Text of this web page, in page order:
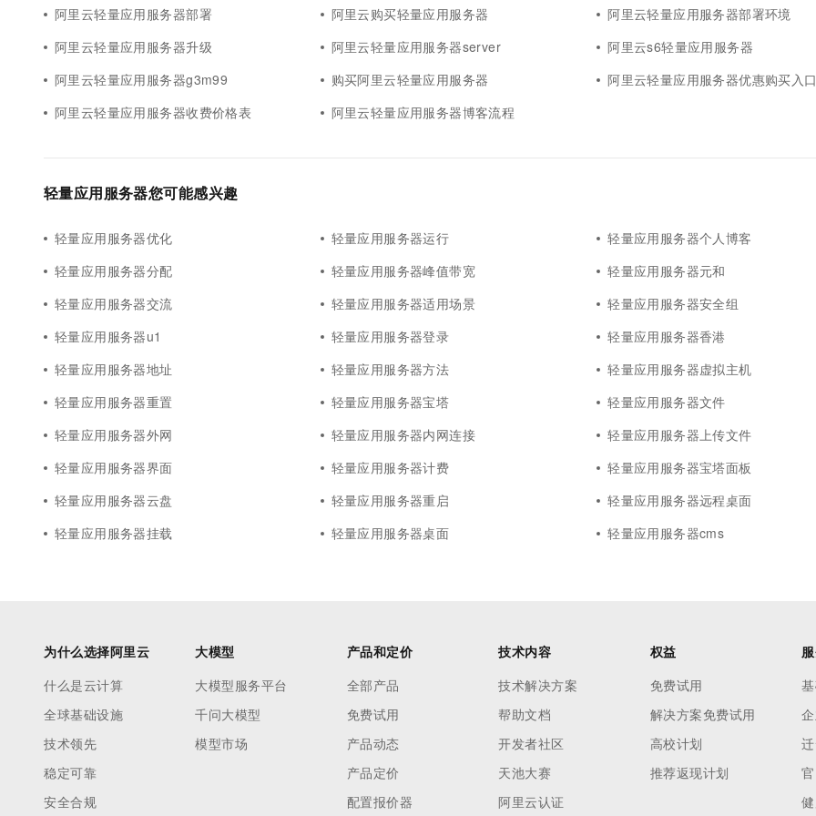
阿里云轻量应用服务器部署 阿里云购买轻量应用服务器
阿里云轻量应用服务器部署环境
阿里云轻量应用服务器升级
阿里云轻量应用服务器server
阿里云s6轻量应用服务器
阿里云轻量应用服务器g3m99
购买阿里云轻量应用服务器
阿里云轻量应用服务器优惠购买入
阿里云轻量应用服务器收费价格表
阿里云轻量应用服务器博客流程
轻量应用服务器您可能感兴趣
轻量应用服务器优化 轻量应用服务器运行
轻量应用服务器个人博客
轻量应用服务器分配
轻量应用服务器峰值带宽
轻量应用服务器元和
轻量应用服务器交流
轻量应用服务器适用场景
轻量应用服务器安全组
轻量应用服务器u1
轻量应用服务器登录
轻量应用服务器香港
轻量应用服务器地址
轻量应用服务器方法
轻量应用服务器虚拟主机
轻量应用服务器重置
轻量应用服务器宝塔
轻量应用服务器文件
轻量应用服务器外网
轻量应用服务器内网连接
轻量应用服务器上传文件
轻量应用服务器界面
轻量应用服务器计费
轻量应用服务器宝塔面板
轻量应用服务器云盘
轻量应用服务器重启
轻量应用服务器远程桌面
轻量应用服务器挂载
轻量应用服务器桌面 轻量应用服务器cms
为什么选择阿里云
什么是云计算
全球基础设施
技术领先
稳定可靠
安全合规
大模型
大模型服务平台
千问大模型
模型市场
产品和定价
全部产品
免费试用
产品动态
产品定价
配置报价器
技术内容
技术解决方案
帮助文档
开发者社区
天池大赛
阿里云认证
权益
免费试用
解决方案免费试用
高校计划
推荐返现计划